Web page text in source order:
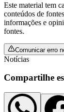
Este material tem
conteúdos de
informações e
fontes.
Comunicar erro
Notícias
Compartilhe